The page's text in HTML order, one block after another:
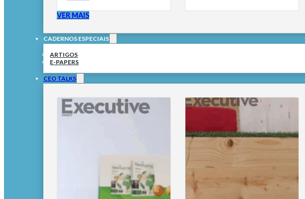
VER MAIS
CADERNOS ESPECIAIS
ARTIGOS
E-PAPERS
CEO TALKS